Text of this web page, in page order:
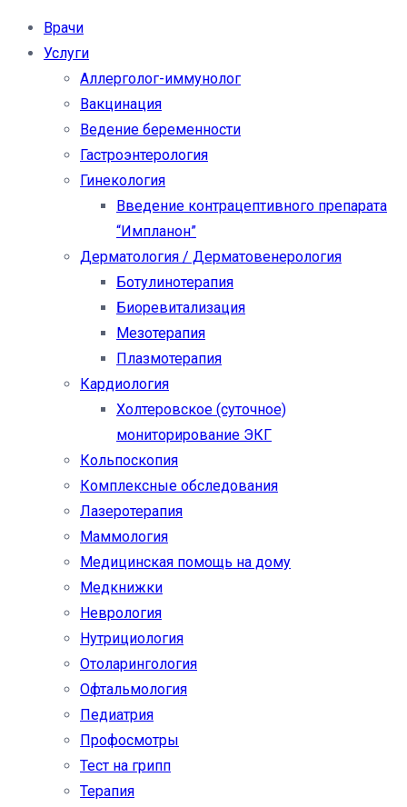
Врачи
Услуги
Аллерголог-иммунолог
Вакцинация
Ведение беременности
Гастроэнтерология
Гинекология
Введение контрацептивного препарата
“Импланон”
Дерматология / Дерматовенерология
Ботулинотерапия
Биоревитализация
Мезотерапия
Плазмотерапия
Кардиология
Холтеровское (суточное)
мониторирование ЭКГ
Кольпоскопия
Комплексные обследования
Лазеротерапия
Маммология
Медицинская помощь на дому
Медкнижки
Неврология
Нутрициология
Отоларингология
Офтальмология
Педиатрия
Профосмотры
Тест на грипп
Терапия